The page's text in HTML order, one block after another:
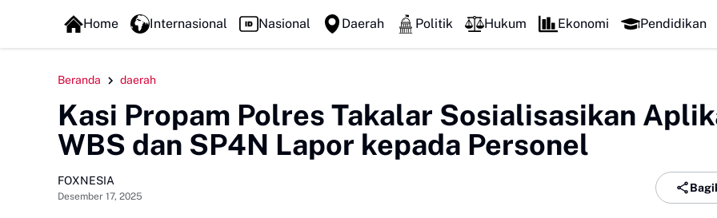
FOXLINE NEWS
Sinjai Buka Pengabdian Masyarakat FISIP Unhas Mengawali Pengabdian dengan Sujud, Kapolresta Gowa Luncurkan Safari Subuh dan
Home Internasional Nasional Daerah Politik Hukum Ekonomi Pendidikan
Beranda daerah
Kasi Propam Polres Takalar Sosialisasikan
WBS dan SP4N Lapor kepada Personel
FOXNESIA
Desember 17, 2025